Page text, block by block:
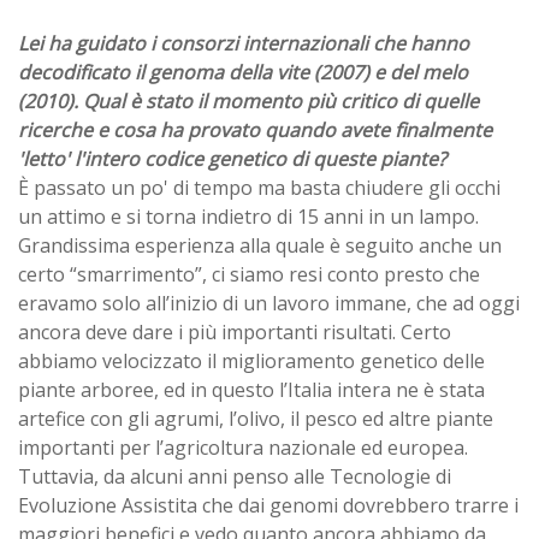
Lei ha guidato i consorzi internazionali che hanno
decodificato il genoma della vite (2007) e del melo
(2010). Qual è stato il momento più critico di quelle
ricerche e cosa ha provato quando avete finalmente
'letto' l'intero codice genetico di queste piante?
È passato un po' di tempo ma basta chiudere gli occhi
un attimo e si torna indietro di 15 anni in un lampo.
Grandissima esperienza alla quale è seguito anche un
certo “smarrimento”, ci siamo resi conto presto che
eravamo solo all’inizio di un lavoro immane, che ad oggi
ancora deve dare i più importanti risultati. Certo
abbiamo velocizzato il miglioramento genetico delle
piante arboree, ed in questo l’Italia intera ne è stata
artefice con gli agrumi, l’olivo, il pesco ed altre piante
importanti per l’agricoltura nazionale ed europea.
Tuttavia, da alcuni anni penso alle Tecnologie di
Evoluzione Assistita che dai genomi dovrebbero trarre i
maggiori benefici e vedo quanto ancora abbiamo da